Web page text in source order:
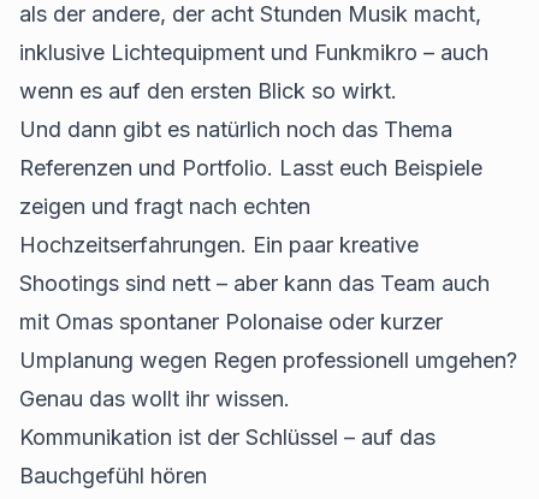
als der andere, der acht Stunden Musik macht,
inklusive Lichtequipment und Funkmikro – auch
wenn es auf den ersten Blick so wirkt.
Und dann gibt es natürlich noch das Thema
Referenzen und Portfolio. Lasst euch Beispiele
zeigen und fragt nach echten
Hochzeitserfahrungen. Ein paar kreative
Shootings sind nett – aber kann das Team auch
mit Omas spontaner Polonaise oder kurzer
Umplanung wegen Regen professionell umgehen?
Genau das wollt ihr wissen.
Kommunikation ist der Schlüssel – auf das
Bauchgefühl hören